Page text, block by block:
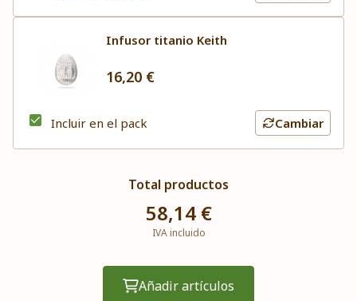
Infusor titanio Keith
16,20 €
Incluir en el pack Cambiar
Total productos
58,14 €
IVA incluido
Añadir artículos